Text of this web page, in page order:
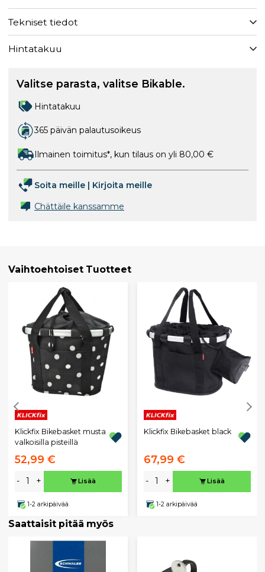
Tekniset tiedot
Hintatakuu
Valitse parasta, valitse Bikable.
Hintatakuu
365 päivän palautusoikeus
Ilmainen toimitus*, kun tilaus on yli 80,00 €
Soita meille | Kirjoita meille
Chättäile kanssamme
Vaihtoehtoiset Tuotteet
Klickfix Bikebasket musta
valkoisilla pisteillä
52,99 €
- + Lisää
1-2 arkipäivää
Klickfix Bikebasket black
67,99 €
- + Lisää
1-2 arkipäivää
Saattaisit pitää myös